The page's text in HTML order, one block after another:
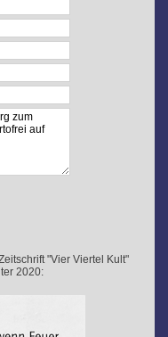
"Vier Viertel Kult"
2020: